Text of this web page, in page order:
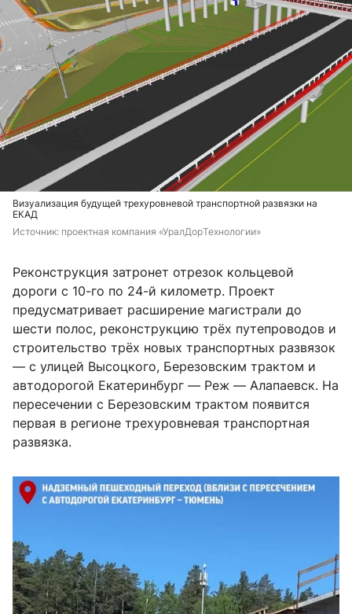
Визуализация будущей трехуровневой транспортной развязки на
ЕКАД
Источник: проектная компания «УралДорТехнологии»
Реконструкция затронет отрезок кольцевой
дороги с 10-го по 24-й километр. Проект
предусматривает расширение магистрали до
шести полос, реконструкцию трёх путепроводов и
строительство трёх новых транспортных развязок
— с улицей Высоцкого, Березовским трактом и
автодорогой Екатеринбург — Реж — Алапаевск. На
пересечении с Березовским трактом появится
первая в регионе трехуровневая транспортная
развязка.